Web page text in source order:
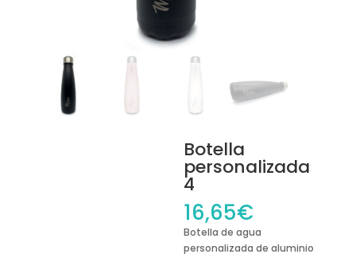
Botella
personalizada
4
16,65€
Botella de agua
personalizada de aluminio